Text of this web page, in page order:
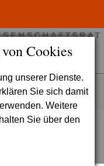
Cookies
unserer Dienste.
Sie sich damit
Weitere
Sie über den